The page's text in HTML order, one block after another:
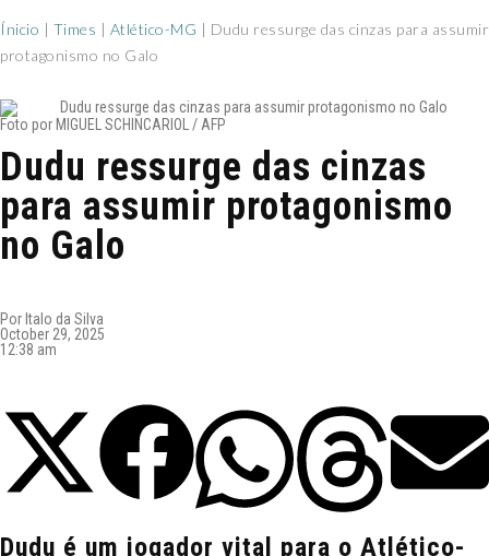
Ínicio | Times | Atlético-MG | Dudu ressurge das cinzas para assumir
protagonismo no Galo
Foto por MIGUEL SCHINCARIOL / AFP
Dudu ressurge das cinzas
para assumir protagonismo
no Galo
Por Italo da Silva
October 29, 2025
12:38 am
Dudu é um jogador vital para o Atlético-